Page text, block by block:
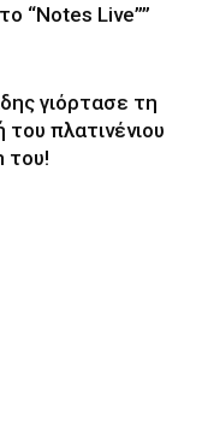
“Notes Live””
γιόρτασε τη
πλατινένιου
του!